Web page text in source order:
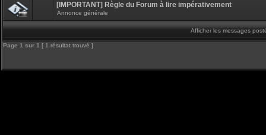
[IMPORTANT] Règle du Forum à lire impérativement
Annonce générale
Afficher les messages
Page 1 sur 1 [ 1 résultat trouvé ]